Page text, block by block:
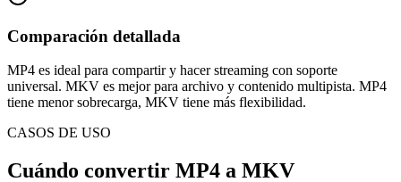
Comparación detallada
MP4 es ideal para compartir y hacer streaming con soporte
universal. MKV es mejor para archivo y contenido multipista. MP4
tiene menor sobrecarga, MKV tiene más flexibilidad.
CASOS DE USO
Cuándo convertir MP4 a MKV